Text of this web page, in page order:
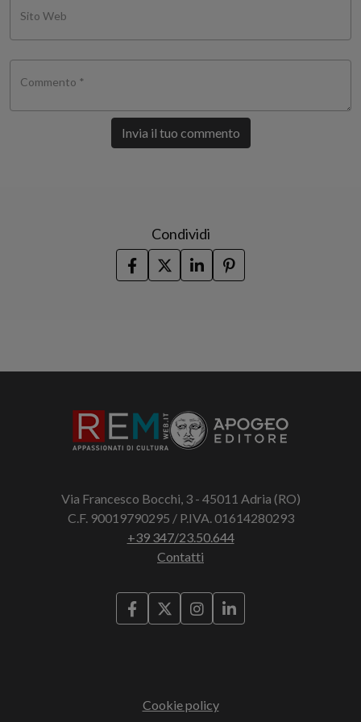
Sito Web
Commento *
Invia il tuo commento
Condividi
Via Francesco Bocchi, 3 - 45011 Adria (RO)
C.F. 90019790295 / P.IVA. 01614280293
+39 347/23.50.644
Contatti
Cookie policy